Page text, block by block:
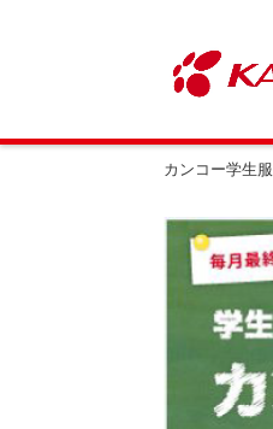
カンコー学生服